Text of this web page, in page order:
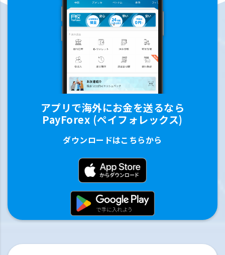
アプリで海外にお金を送るなら
PayForex (ペイフォレックス)
ダウンロードはこちらから